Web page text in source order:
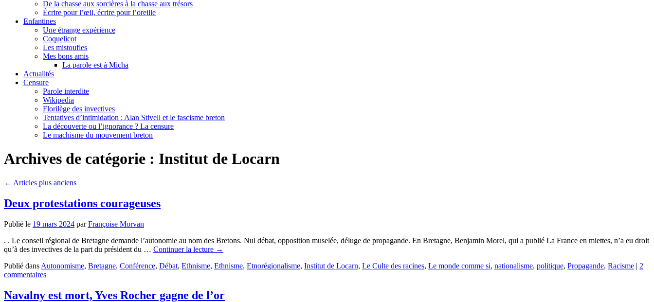
De la chasse aux sorcières à la chasse aux trésors
Écrire pour l’œil, écrire pour l’oreille
Enfantines
Une étrange expérience
Coquelicot
Les mistoufles
Mes bons amis
La parole est à Micha
Actualités
Censure
Parole interdite
Wikipedia
Florilège des invectives
Tentatives d’intimidation : Alan Stivell et le fascisme breton
La découverte ou l’ignorance ? La censure
Le machisme du mouvement breton
Archives de catégorie : Institut de Locarn
← Articles plus anciens
Deux protestations courageuses
Publié le 19 mars 2024 par Françoise Morvan
. . Le conseil régional de Bretagne demande l’autonomie au nom des Bretons. Nul débat, opposition muselée, déluge de propagande. En Bretagne, Benjamin Morel, qui a publié La France en miettes, n’a eu droit
qu’à des invectives de la part du président du … Continuer la lecture →
Publié dans Autonomisme, Bretagne, Conférence, Débat, Ethnisme, Ethnisme, Etnorégionalisme, Institut de Locarn, Le Culte des racines, Le monde comme si, nationalisme, politique, Propagande, Racisme | 2
commentaires
Navalny est mort, Yves Rocher gagne de l’or